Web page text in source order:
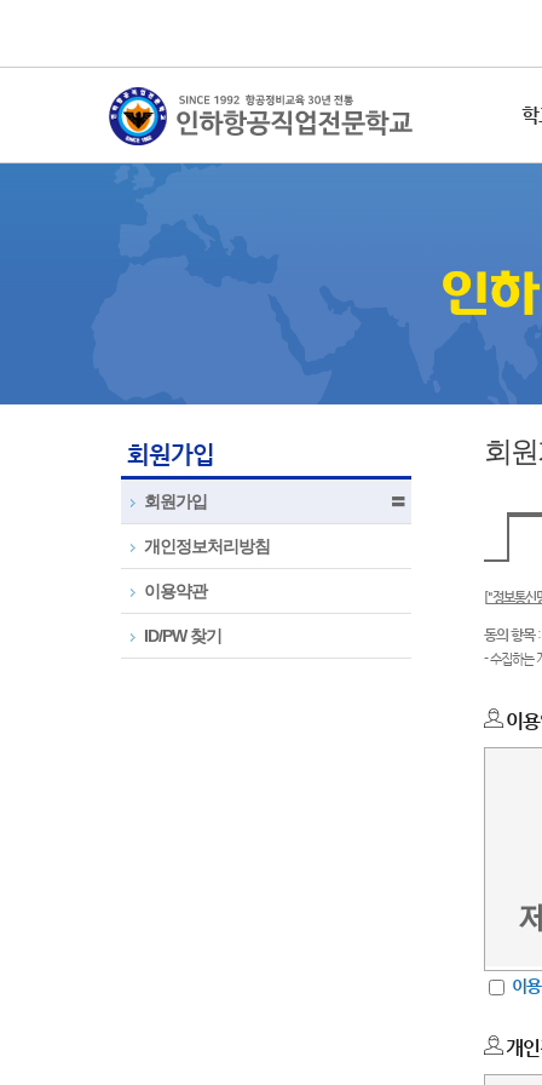
학
회원가입
회원가입 〓
개인정보처리방침
이용약관
ID/PW 찾기
회
["정보통신
동의 항목:
- 수집하는
이
이
개